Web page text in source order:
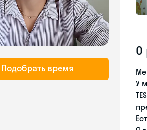
Подобрать время
О
У